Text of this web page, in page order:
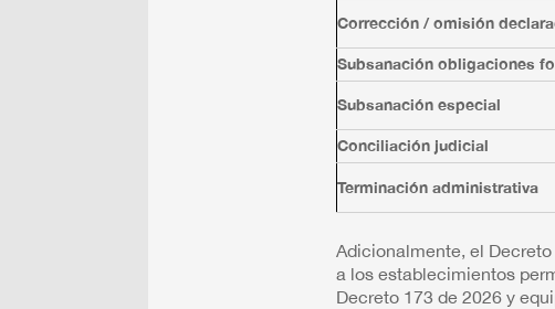
Corrección / omisión
Subsanación obligaciones
Subsanación especial
Conciliación judicial
Terminación administrativa
Adicionalmente, el
a los establecimientos
Decreto 173 de 2026 y